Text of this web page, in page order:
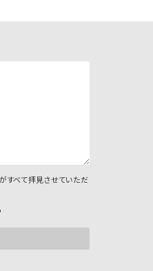
すべて拝見させていただ